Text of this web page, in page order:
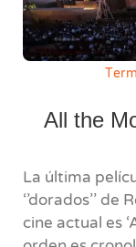
All the
La última
‘’dorados’’
cine actual es